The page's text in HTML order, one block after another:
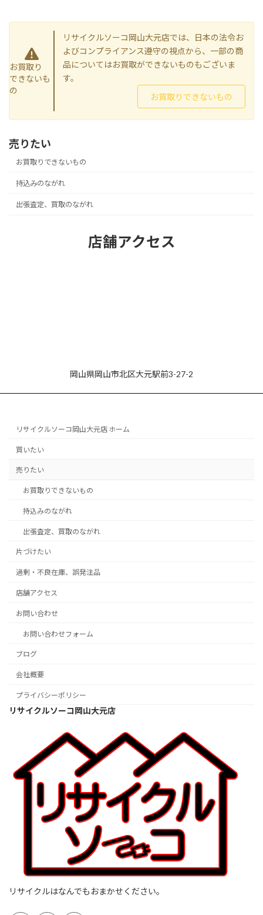
お買取り
できないも
の
リサイクルソーコ岡山大元店では、日本の法令お
よびコンプライアンス遵守の視点から、一部の商
品についてはお買取ができないものもございま
す。
お買取りできないもの
売りたい
お買取りできないもの
持込みのながれ
出張査定、買取のながれ
店舗アクセス
岡山県岡山市北区大元駅前3-27-2
リサイクルソーコ岡山大元店 ホーム
買いたい
売りたい
お買取りできないもの
持込みのながれ
出張査定、買取のながれ
片づけたい
過剰・不良在庫、誤発注品
店舗アクセス
お問い合わせ
お問い合わせフォーム
ブログ
会社概要
プライバシーポリシー
リサイクルソーコ岡山大元店
リサイクルはなんでもおまかせください。